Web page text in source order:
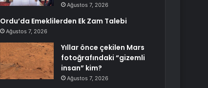
Ağustos 7, 2026
Ordu’da Emeklilerden Ek Zam Talebi
Ağustos 7, 2026
Yıllar önce çekilen Mars
fotoğrafındaki “gizemli
insan” kim?
Ağustos 7, 2026